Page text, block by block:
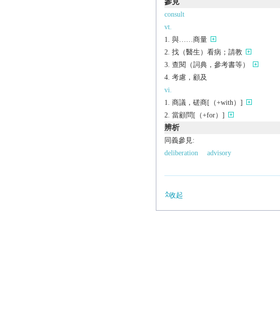
consult
vt.
與……商量
找（醫生）看病；請教
查閱（詞典，參考書等）
考慮，顧及
vi.
商議，磋商[（+with）]
當顧問[（+for）]
辨析
同義參見:
deliberation
advisory
收起